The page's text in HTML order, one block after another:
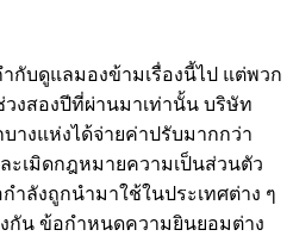
กับดูแลมองข้ามเรื่องนี้ไป แต่พวก
งสองปีที่ผ่านมาเท่านั้น บริษัท
างแห่งได้จ่ายค่าปรับมากกว่า
ะเมิดกฎหมายความเป็นส่วนตัว
ำลังถูกนำมาใช้ในประเทศต่าง ๆ
กัน ข้อกำหนดความยินยอมต่าง